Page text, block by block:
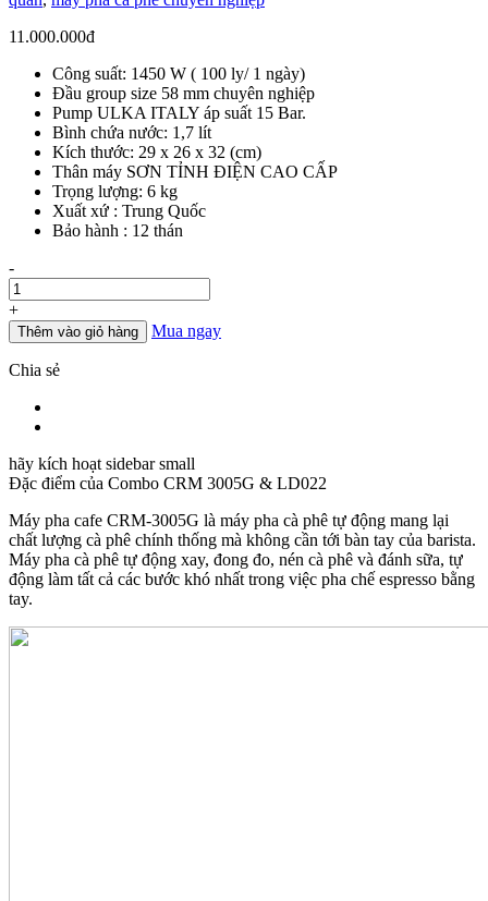
11.000.000đ
Công suất: 1450 W ( 100 ly/ 1 ngày)
Đầu group size 58 mm chuyên nghiệp
Pump ULKA ITALY áp suất 15 Bar.
Bình chứa nước: 1,7 lít
Kích thước: 29 x 26 x 32 (cm)
Thân máy SƠN TỈNH ĐIỆN CAO CẤP
Trọng lượng: 6 kg
Xuất xứ : Trung Quốc
Bảo hành : 12 thán
Số
lượng
-
+
Thêm vào giỏ hàng Mua ngay
Chia sẻ
hãy kích hoạt sidebar small
Đặc điểm của Combo CRM 3005G & LD022
Máy pha cafe CRM-3005G là máy pha cà phê tự động mang lại
chất lượng cà phê chính thống mà không cần tới bàn tay của barista.
Máy pha cà phê tự động xay, đong đo, nén cà phê và đánh sữa, tự
động làm tất cả các bước khó nhất trong việc pha chế espresso bằng
tay.